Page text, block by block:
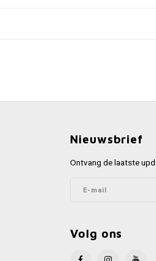
Nieuwsbrief
Ontvang de laatste
Volg ons